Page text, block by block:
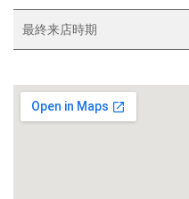
最終来店時期